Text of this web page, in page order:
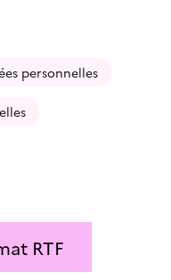
personnelles
RTF